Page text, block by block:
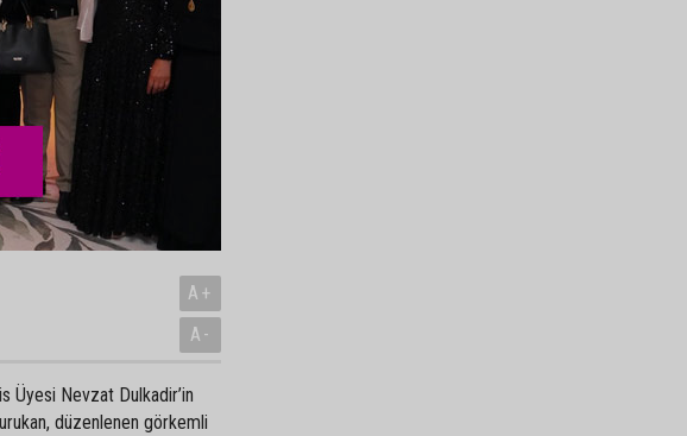
A+
A-
Üyesi Nevzat Dulkadir’in
düzenlenen görkemli